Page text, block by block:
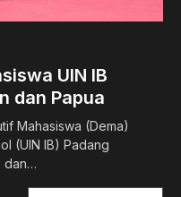
UIN IB
dan Papua
Mahasiswa (Dema)
(UIN IB) Padang
dan…